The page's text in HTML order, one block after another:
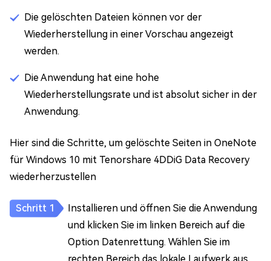
Die gelöschten Dateien können vor der
Wiederherstellung in einer Vorschau angezeigt
werden.
Die Anwendung hat eine hohe
Wiederherstellungsrate und ist absolut sicher in der
Anwendung.
Hier sind die Schritte, um gelöschte Seiten in OneNote
für Windows 10 mit Tenorshare 4DDiG Data Recovery
wiederherzustellen
Installieren und öffnen Sie die Anwendung
und klicken Sie im linken Bereich auf die
Option Datenrettung. Wählen Sie im